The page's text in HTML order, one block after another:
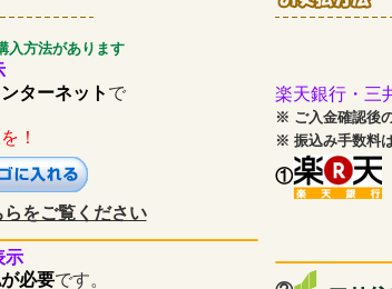
入方法があります
ターネット で
！
楽天銀行・三
※ ご入金確認後
※ 振込み手数料
①
をご覧ください
示
必要です。